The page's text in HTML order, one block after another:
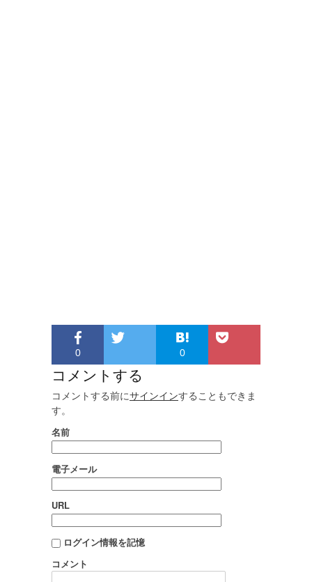
0 0
コメントする
コメントする前にサインインすることもできま
す。
名前
電子メール
URL
ログイン情報を記憶
コメント